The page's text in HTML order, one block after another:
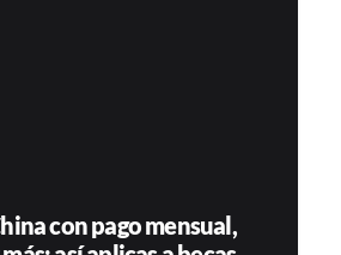
con pago mensual,